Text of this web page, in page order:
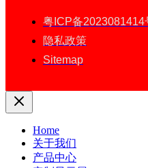
粤ICP备2023081414
隐私政策
Sitemap
Home
关于我们
产品中心